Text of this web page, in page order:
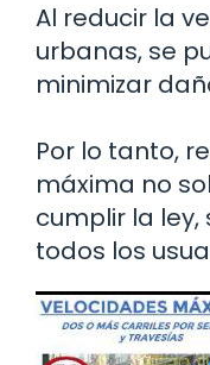
Al reducir la
urbanas, se
minimizar
Por lo tanto,
máxima no
cumplir la
todos los